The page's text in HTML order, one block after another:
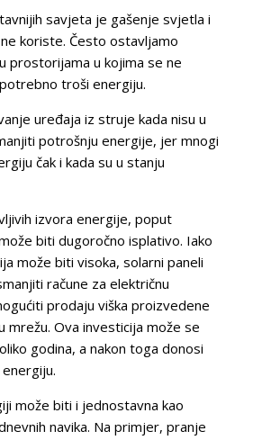
savjeta je gašenje svjetla i
koriste. Često ostavljamo
prostorijama u kojima se ne
troši energiju.
uređaja iz struje kada nisu u
potrošnju energije, jer mnogi
čak i kada su u stanju
izvora energije, poput
biti dugoročno isplativo. Iako
može biti visoka, solarni paneli
račune za električnu
prodaju viška proizvedene
mrežu. Ova investicija može se
godina, a nakon toga donosi
može biti i jednostavna kao
navika. Na primjer, pranje